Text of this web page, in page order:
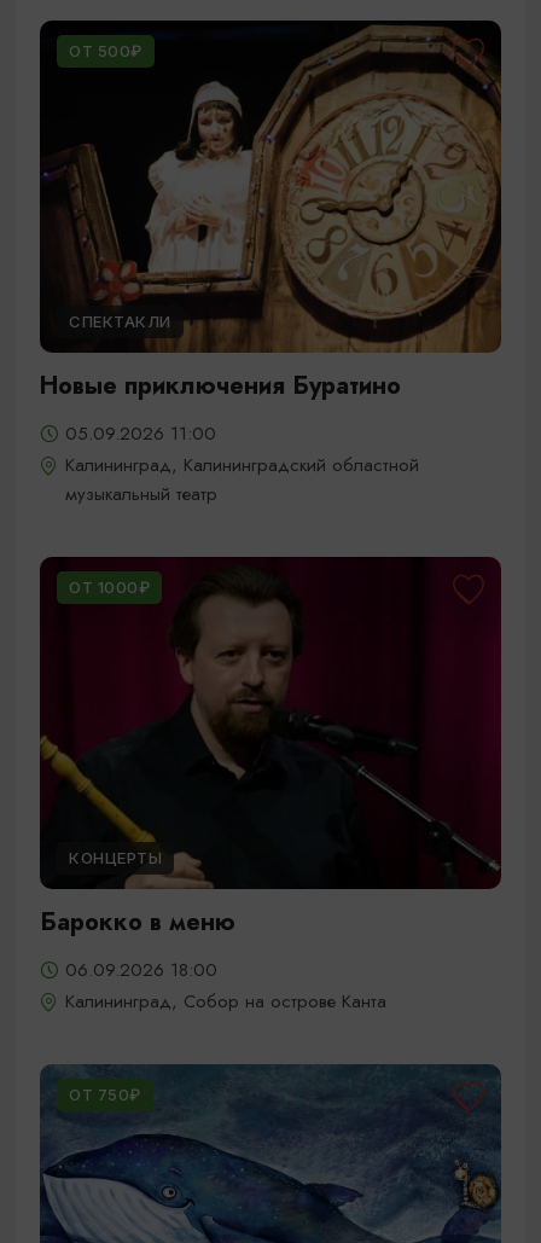
ОТ 500₽
СПЕКТАКЛИ
Новые приключения Буратино
05.09.2026 11:00
Калининград, Калининградский областной
музыкальный театр
ОТ 1000₽
КОНЦЕРТЫ
Барокко в меню
06.09.2026 18:00
Калининград, Собор на острове Канта
ОТ 750₽